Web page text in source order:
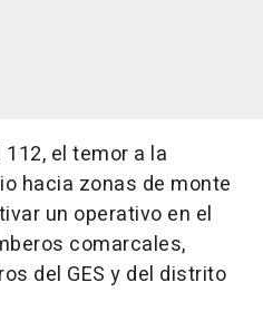
el temor a la
hacia zonas de monte
un operativo en el
comarcales,
del GES y del distrito